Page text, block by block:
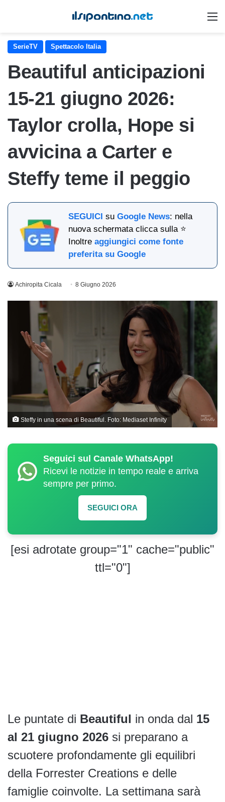
SerieTV Spettacolo Italia
Beautiful anticipazioni
15‑21 giugno 2026:
Taylor crolla, Hope si
avvicina a Carter e
Steffy teme il peggio
SEGUICI suGoogle News: nella
nuova schermata clicca sulla ⭐
Inoltreaggiungici come fonte
preferita su Google
Achiropita Cicala 8 Giugno 2026
Steffy in una scena di Beautiful. Foto: Mediaset Infinity
Seguici sul Canale WhatsApp!
Ricevi le notizie in tempo reale e arriva
sempre per primo.
SEGUICI ORA
[esi adrotate group="1" cache="public"
ttl="0"]
Le puntate di Beautiful in onda dal 15
al 21 giugno 2026 si preparano a
scuotere profondamente gli equilibri
della Forrester Creations e delle
famiglie coinvolte. La settimana sarà